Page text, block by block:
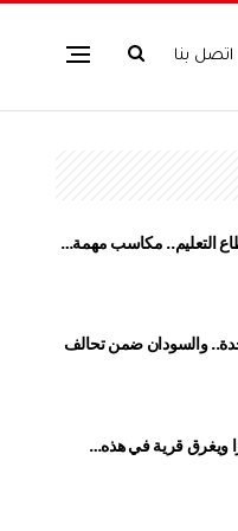
اتصل بنا
التعليم.. مكاسب مهمة…
والسودان ضمن تحالف
ويغرق قرية في هذه…